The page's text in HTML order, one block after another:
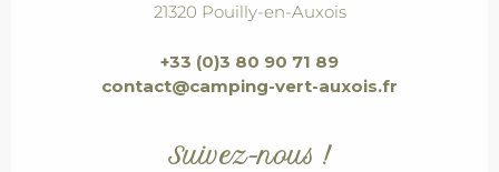
21320 Pouilly-en-Auxois
+33 (0)3 80 90 71 89
contact@camping-vert-auxois.fr
Suivez-nous !